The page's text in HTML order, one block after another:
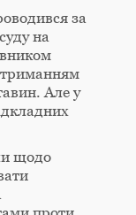
за
на
Але у
щодо